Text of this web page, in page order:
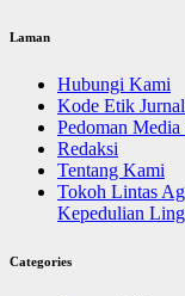
Laman
Hubungi Kami
Kode Etik
Pedoman Media
Redaksi
Tentang Kami
Tokoh Lintas
Kepedulian
Categories